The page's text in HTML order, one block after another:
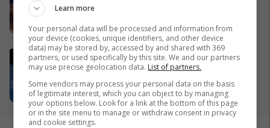
25/03/2026
Trumpi paralajmëron tërheqjen
nga lufta në Iran
20/03/2026
Learn more
Your personal data will be processed and information from
your device (cookies, unique identifiers, and other device
data) may be stored by, accessed by and shared with 369
partners, or used specifically by this site. We and our partners
may use precise geolocation data. List of partners.
Some vendors may process your personal data on the basis
of legitimate interest, which you can object to by managing
your options below. Look for a link at the bottom of this page
or in the site menu to manage or withdraw consent in privacy
and cookie settings.